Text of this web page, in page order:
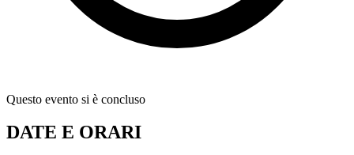
Questo evento si è concluso
DATE E ORARI